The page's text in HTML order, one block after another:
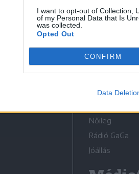
I want to opt-out of Collection,
of my Personal Data that Is
was collected.
Opted Out
CONFIRM
Data
Liget
Krónika
Bihari Napló
Erdélyi Napló
Nőileg
Rádió GaGa
Jóállás